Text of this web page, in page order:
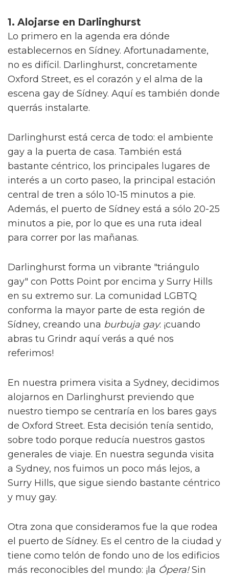
1. Alojarse en Darlinghurst
Lo primero en la agenda era dónde
establecernos en Sídney. Afortunadamente,
no es difícil. Darlinghurst, concretamente
Oxford Street, es el corazón y el alma de la
escena gay de Sídney. Aquí es también donde
querrás instalarte.
Darlinghurst está cerca de todo: el ambiente
gay a la puerta de casa. También está
bastante céntrico, los principales lugares de
interés a un corto paseo, la principal estación
central de tren a sólo 10-15 minutos a pie.
Además, el puerto de Sídney está a sólo 20-25
minutos a pie, por lo que es una ruta ideal
para correr por las mañanas.
Darlinghurst forma un vibrante "triángulo
gay" con Potts Point por encima y Surry Hills
en su extremo sur. La comunidad LGBTQ
conforma la mayor parte de esta región de
Sídney, creando una burbuja gay: ¡cuando
abras tu Grindr aquí verás a qué nos
referimos!
En nuestra primera visita a Sydney, decidimos
alojarnos en Darlinghurst previendo que
nuestro tiempo se centraría en los bares gays
de Oxford Street. Esta decisión tenía sentido,
sobre todo porque reducía nuestros gastos
generales de viaje. En nuestra segunda visita
a Sydney, nos fuimos un poco más lejos, a
Surry Hills, que sigue siendo bastante céntrico
y muy gay.
Otra zona que consideramos fue la que rodea
el puerto de Sídney. Es el centro de la ciudad y
tiene como telón de fondo uno de los edificios
más reconocibles del mundo: ¡la Ópera!Sin